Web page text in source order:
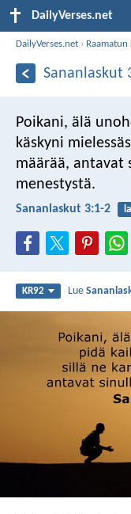
DailyVerses.net
DailyVerses.net ›
Sananlaskut
Poikani, älä
käskyni
määrää, antavat
menestystä.
Sananlaskut 3:1-2
KR92 Lue